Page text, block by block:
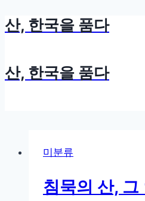
Skip
산, 한국을 품다
산, 한국을 품다
미분류
침묵의 산,